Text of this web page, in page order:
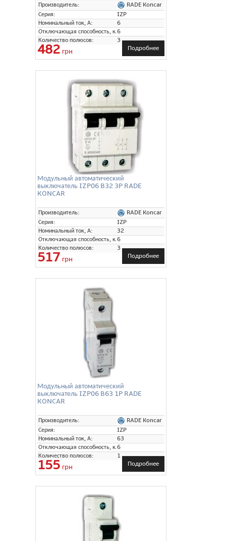
Производитель:
RADE Koncar
Серия:
IZP
Номинальный ток, А:
6
Отключающая способность, кА:
6
Количество полюсов:
3
482 грн Подробнее
Модульный автоматический
выключатель IZP06 B32 3P RADE
KONCAR
Производитель:
RADE Koncar
Серия:
IZP
Номинальный ток, А:
32
Отключающая способность, кА:
6
Количество полюсов:
3
517 грн Подробнее
Модульный автоматический
выключатель IZP06 B63 1P RADE
KONCAR
Производитель:
RADE Koncar
Серия:
IZP
Номинальный ток, А:
63
Отключающая способность, кА:
6
Количество полюсов:
1
155 грн Подробнее